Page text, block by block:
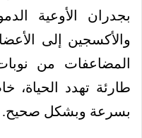
بجدران الأوعية
والأكسجين إلى
المضاعفات من
طارئة تهدد الحياة،
بسرعة وبشكل صحيح.